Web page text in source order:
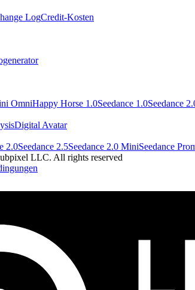
LogCredit-Kosten
OmniHappy Horse 1.0Seedance 1.0Seedance
Digital Avatar
2.0Seedance 2.5Seedance 2.0 MiniSeedance
LLC. All rights reserved